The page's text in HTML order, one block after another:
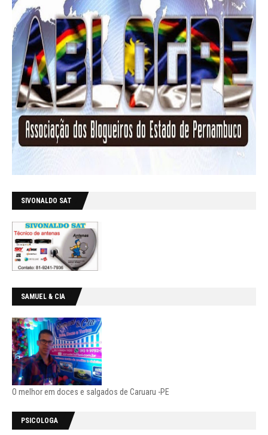
SIVONALDO SAT
SAMUEL & CIA
O melhor em doces e salgados de Caruaru -PE
PSICOLOGA